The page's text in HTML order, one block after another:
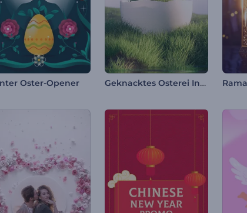
Oster-Opener Geknacktes Osterei Intro